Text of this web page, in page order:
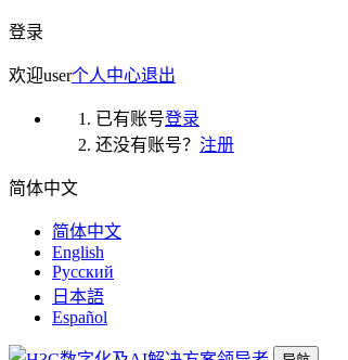
登录
欢迎user个人中心退出
已有账号登录
还没有账号？ 注册
简体中文
简体中文
English
Русский
日本語
Español